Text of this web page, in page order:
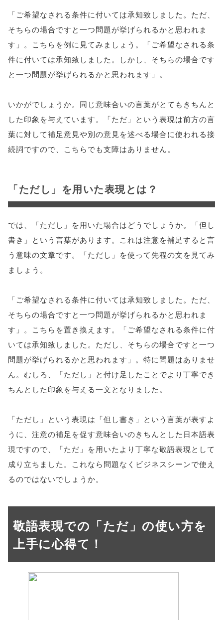
「ご希望なされる条件に付いては承知致しました。ただ、
そちらの場合ですと一つ問題が挙げられるかと思われま
す」。こちらを例に見てみましょう。「ご希望なされる条
件に付いては承知致しました。しかし、そちらの場合です
と一つ問題が挙げられるかと思われます」。
いかがでしょうか。同じ意味合いの言葉がとてもきちんと
した印象を与えています。「ただ」という表現は前方の言
葉に対して補足意見や別の意見を述べる場合に使われる接
続詞ですので、こちらでも支障はありません。
「ただし」を用いた表現とは？
では、「ただし」を用いた場合はどうでしょうか。「但し
書き」という言葉があります。これは注意を補足すると言
う意味の文章です。「ただし」を使って先程の文を見てみ
ましょう。
「ご希望なされる条件に付いては承知致しました。ただ、
そちらの場合ですと一つ問題が挙げられるかと思われま
す」。こちらを置き換えます。「ご希望なされる条件に付
いては承知致しました。ただし、そちらの場合ですと一つ
問題が挙げられるかと思われます」。特に問題はありませ
ん。むしろ、「ただし」と付け足したことでより丁寧でき
ちんとした印象を与える一文となりました。
「ただし」という表現は「但し書き」という言葉が表すよ
うに、注意の補足を促す意味合いのきちんとした日本語表
現ですので、「ただ」を用いたより丁寧な敬語表現として
成り立ちました。これなら問題なくビジネスシーンで使え
るのではないでしょうか。
敬語表現での「ただ」の使い方を
上手に心得て！